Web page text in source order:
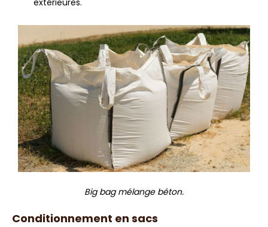
Big bag mélange béton.
Conditionnement en sacs